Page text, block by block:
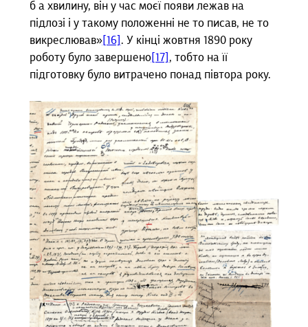
б а хвилину, він у час моєї появи лежав на
підлозі і у такому положенні не то писав, не то
викреслював»[16] . У кінці жовтня 1890 року
роботу було завершено[17] , тобто на її
підготовку було витрачено понад півтора року.